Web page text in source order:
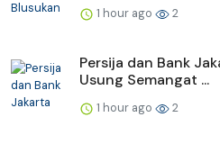
1 hour ago 2
Persija dan Bank
Usung Semangat ...
1 hour ago 2